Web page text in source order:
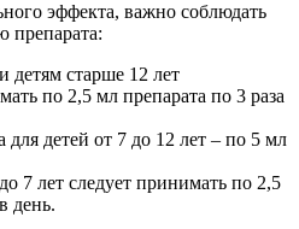
эффекта, важно соблюдать
препарата:
детям старше 12 лет
по 2,5 мл препарата по 3 раза
для детей от 7 до 12 лет – по 5 мл
7 лет следует принимать по 2,5
день.